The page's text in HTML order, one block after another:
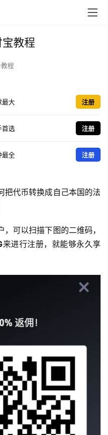
教程
程
最大 注册
首选 注册
最全 注册
把代币转换成自己本国的法
可以扫描下图的二维码，
来进行注册，就能够永久享